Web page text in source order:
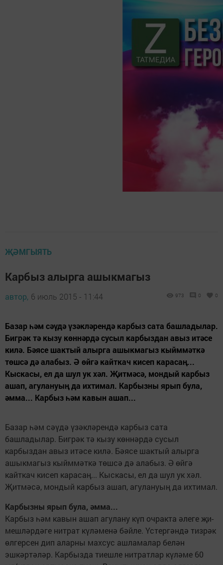
ҖӘМГЫЯТЬ
Карбыз алырга ашыкмагыз
автор, 6 июль 2015 - 11:44 973 0 0
Базар һәм сәүдә үзәкләрендә карбыз сата башладылар.
Бигрәк тә кызу көннәрдә сусыл карбыздан авыз итәсе
килә. Бәясе шактый алырга ашыкмагыз кыйммәткә
төшсә дә алабыз. Ә өйгә кайткач кисеп карасаң...
Кыскасы, ел да шул ук хәл. Җитмәсә, мондый карбыз
ашап, агулануың да ихтимал. Карбызны ярып була,
әмма... Карбыз һәм кавын ашап...
Базар һәм сәүдә үзәкләрендә карбыз сата
башладылар. Бигрәк тә кызу көннәрдә сусыл
карбыздан авыз итәсе килә. Бәясе шактый алырга
ашыкмагыз кыйммәткә төшсә дә алабыз. Ә өйгә
кайткач кисеп карасаң... Кыскасы, ел да шул ук хәл.
Җитмәсә, мондый карбыз ашап, агулануың да ихтимал.
Карбызны ярып була, әмма...
Карбыз һәм кавын ашап агулану күп очракта әлеге җи­
меш­ләрдәге нитрат күләменә бәйле. Үстергәндә тизрәк
өлгерсен дип аларны махсус ашламалар белән
эшкәртәләр. Карбызда тиешле нитратлар күлә­ме 60